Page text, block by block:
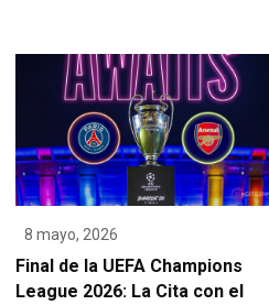
8 mayo, 2026
Final de la UEFA Champions
League 2026: La Cita con el